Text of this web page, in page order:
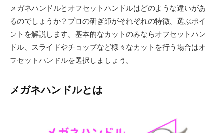
メガネハンドルとオフセットハンドルはどのような違いがあ
るのでしょうか？プロの研ぎ師がそれぞれの特徴、選ぶポイ
ントを解説します。基本的なカットのみならオフセットハン
ドル、スライドやチョップなど様々なカットを行う場合はオ
フセットハンドルを選択しましょう。
メガネハンドルとは